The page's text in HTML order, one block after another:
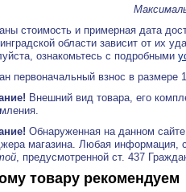
стоимость и примерная дата
области зависит от их
ознакомьтесь с подробными
первоначальный взнос в
Внешний вид товара, его
Обнаруженная на данном
магазина. Любая информация,
, предусмотренной ст. 437
товару рекомендуем